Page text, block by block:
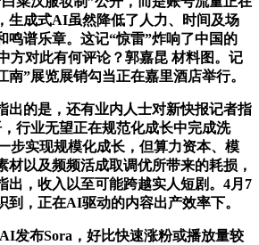
生成式AI虽然降低了人力、时间及场
鸣谱乐章。这记“惊雷”炸响了中国的
方对此有何评论？郭嘉昆 材料图。记
南”展览展销勾当正在嘉里酒店举行。
的是，还有业内人士对新快报记者指
行业无望正在规范化成长中完成洗
步实现规模化成长，但算力资本、模
材以及频频活成取调优所带来的耗损，
出，收入以至可能跨越实人短剧。4月7
到，正在AI驱动的内容出产效率下。
布Sora，好比快速涨粉或播放量较